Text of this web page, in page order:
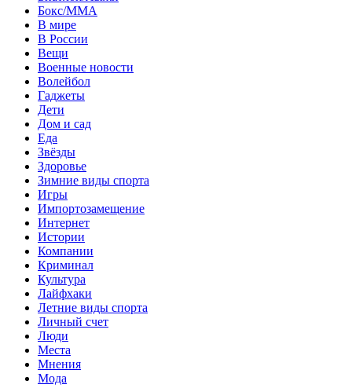
Бокс/MMA
В мире
В России
Вещи
Военные новости
Волейбол
Гаджеты
Дети
Дом и сад
Еда
Звёзды
Здоровье
Зимние виды спорта
Игры
Импортозамещение
Интернет
Истории
Компании
Криминал
Культура
Лайфхаки
Летние виды спорта
Личный счет
Люди
Места
Мнения
Мода